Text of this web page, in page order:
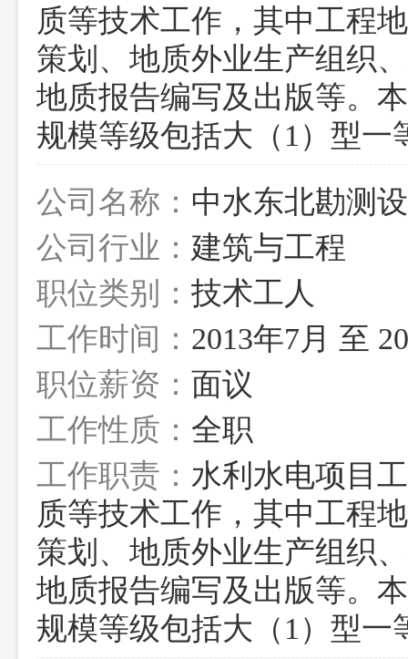
质等技术工作，其中工程
策划、地质外业生产组织
地质报告编写及出版等。
规模等级包括大（1）型一
公司名称： 中水东北勘测
公司行业： 建筑与工程
职位类别： 技术工人
工作时间： 2013年7月 至
职位薪资： 面议
工作性质： 全职
工作职责： 水利水电项目
质等技术工作，其中工程
策划、地质外业生产组织
地质报告编写及出版等。
规模等级包括大（1）型一